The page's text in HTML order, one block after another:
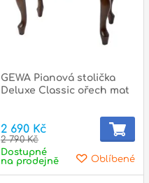
GEWA Pianová stolička
Deluxe Classic ořech mat
2 690 Kč
2 790 Kč
Oblíbené
Dostupné
na prodejně